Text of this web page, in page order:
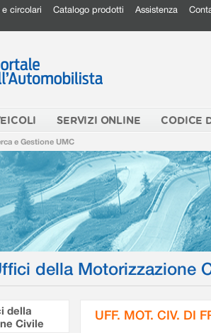
e circolari Catalogo prodotti Assistenza
SERVIZI ONLINE CODICE
e Gestione UMC
della Motorizzazione
della
Civile
UFF. MOT. CIV. DI